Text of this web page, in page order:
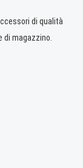
di qualità
magazzino.